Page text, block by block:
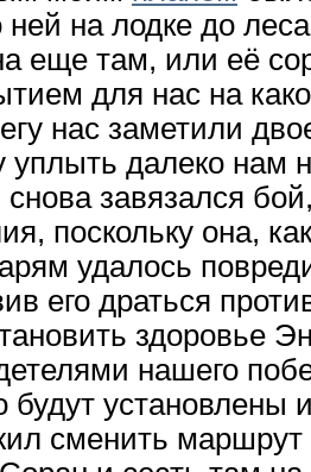
ней на лодке до
еще там, или её
для нас на
нас заметили
уплыть далеко нам
завязался
поскольку она,
удалось
его драться
здоровье
нашего
будут установлены
сменить